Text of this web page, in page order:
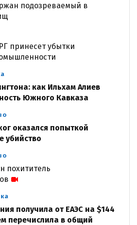
подозреваемый в
принесет убытки
как Ильхам Алиев
Южного Кавказа
оказался попыткой
убийство
похититель
получила от ЕАЭС на $144
перечислила в общий